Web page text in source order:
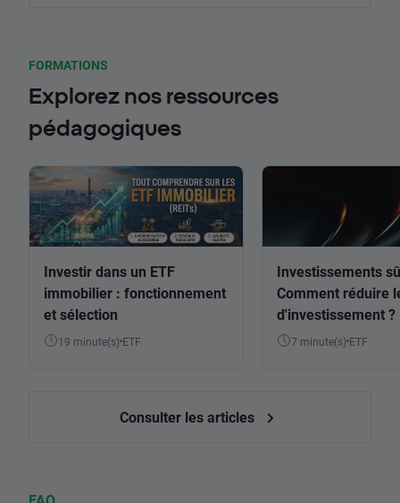
FORMATIONS
Explorez nos ressources
pédagogiques
Investir dans un ETF
immobilier : fonctionnement
et sélection
19 minute(s) ETF
Investissements
Comment réduire
d'investissement ?
7 minute(s) ETF
Consulter les articles